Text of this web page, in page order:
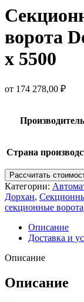
ворота
х 5500
от 174 278,00 ₽
Производитель
Страна
Рассчитать
Категории:
Дорхан,
секционные ворота
Описание
Доставка и
Описание
Описание